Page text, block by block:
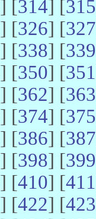
] [314] [315
] [326] [327
] [338] [339
] [350] [351
] [362] [363
] [374] [375
] [386] [387
] [398] [399
] [410] [411
] [422] [423